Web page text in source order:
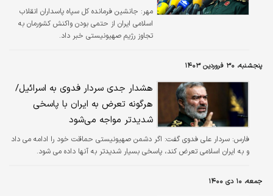
مهر: جانشین فرمانده کل سپاه پاسداران انقلاب
اسلامی ایران از حتمی بودن واکنش کشورمان به
تجاوز رژیم صهیونیستی خبر داد.
پنجشنبه، ۳۰ فروردین ۱۴۰۳
هشدار جدی سردار فدوی به اسرائیل/
هرگونه تعرض به ایران با پاسخی
شدیدتر مواجه می‌شود
فارس: سردار علی فدوی گفت: اگر دشمن صهیونیستی حماقت خود را ادامه می داد
و به ایران اسلامی تعرض کند، پاسخی بسیار شدیدتر به آنها داده می شود.
جمعه، ۱۰ دی ۱۴۰۰